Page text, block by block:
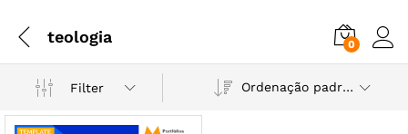
teologia 0
Filter Ordenação padrão